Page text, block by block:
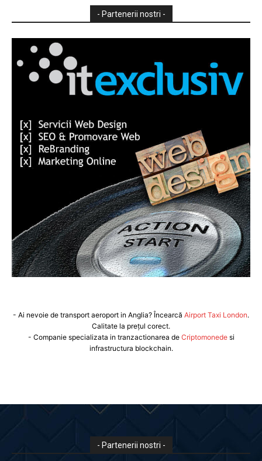
- Partenerii nostri -
- Ai nevoie de transport aeroport in Anglia? Încearcă Airport Taxi London.
Calitate la prețul corect.
- Companie specializata in tranzactionarea de Criptomonedesi
infrastructura blockchain.
- Partenerii nostri -